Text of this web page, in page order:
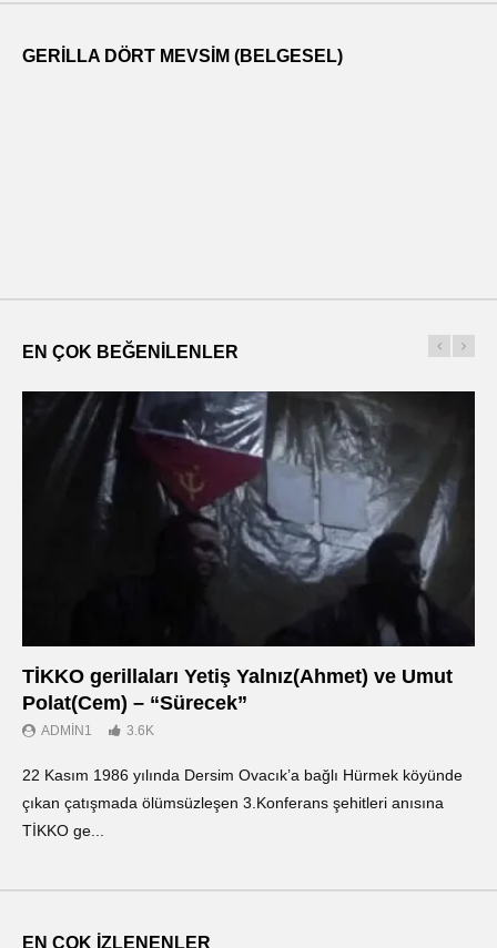
GERILLA DÖRT MEVSIM (BELGESEL)
EN ÇOK BEĞENILENLER
TİKKO gerillaları Yetiş Yalnız(Ahmet) ve Umut
Polat(Cem) – “Sürecek”
ADMIN1 3.6K
22 Kasım 1986 yılında Dersim Ovacık’a bağlı Hürmek köyünde
çıkan çatışmada ölümsüzleşen 3.Konferans şehitleri anısına
TİKKO ge...
EN ÇOK İZLENENLER